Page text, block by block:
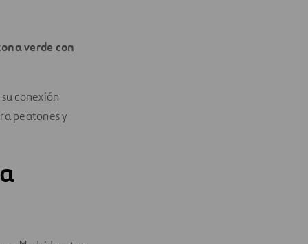
verde con
conexión
peatones y